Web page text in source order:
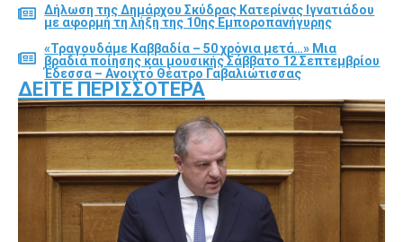
Δήλωση της Δημάρχου Σκύδρας Κατερίνας Ιγνατιάδου
με αφορμή τη λήξη της 10ης Εμποροπανήγυρης
«Τραγουδάμε Καββαδία – 50 χρόνια μετά…» Μια
βραδιά ποίησης και μουσικής Σάββατο 12 Σεπτεμβρίου
Έδεσσα – Ανοιχτό Θέατρο Γαβαλιώτισσας
ΔΕΊΤΕ ΠΕΡΙΣΣΌΤΕΡΑ